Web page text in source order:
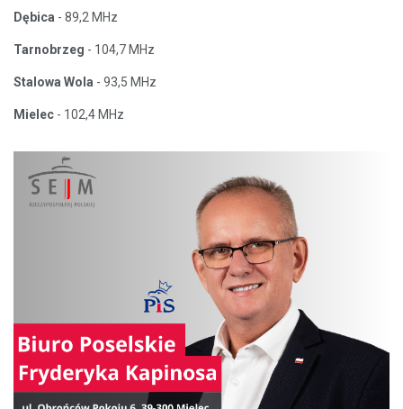
Dębica - 89,2 MHz
Tarnobrzeg - 104,7 MHz
Stalowa Wola - 93,5 MHz
Mielec - 102,4 MHz